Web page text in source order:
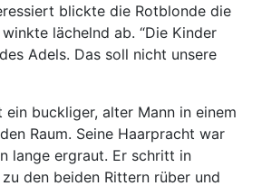
blickte die Rotblonde die
lächelnd ab. “Die Kinder
Adels. Das soll nicht unsere
ein buckliger, alter Mann in einem
Raum. Seine Haarpracht war
lange ergraut. Er schritt in
den beiden Rittern rüber und